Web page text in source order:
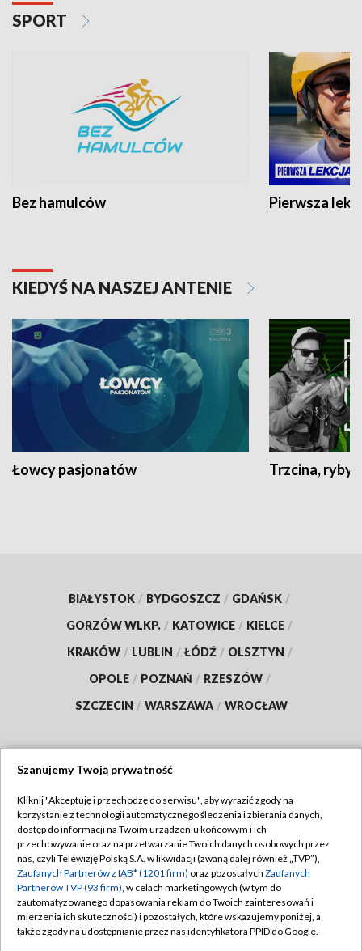
SPORT
Bez hamulców Pierwsza
KIEDYŚ NA NASZEJ ANTENIE
Łowcy pasjonatów Trzcina, ryby
BIAŁYSTOK / BYDGOSZCZ / GDAŃSK /
GORZÓW WLKP. / KATOWICE / KIELCE /
KRAKÓW / LUBLIN / ŁÓDŹ / OLSZTYN /
OPOLE / POZNAŃ / RZESZÓW /
SZCZECIN / WARSZAWA / WROCŁAW
TVP
Abonament TVP
Emisja w TVP
Centrum informacji TVP
Naziemna Telewizja Cyfrowa
Regulamin TVP
Polityka prywatności
Moje zgody
Pomoc
Szanujemy Twoją prywatność
Kliknij "Akceptuję i przechodzę do serwisu", aby wyrazić zgody na
korzystanie z technologii automatycznego śledzenia i zbierania danych,
dostęp do informacji na Twoim urządzeniu końcowym i ich
przechowywanie oraz na przetwarzanie Twoich danych osobowych przez
nas, czyli Telewizję Polską S.A. w likwidacji (zwaną dalej również „TVP”),
Zaufanych Partnerów z IAB* (1201 firm) oraz pozostałych Zaufanych
Partnerów TVP (93 firm), w celach marketingowych (w tym do
zautomatyzowanego dopasowania reklam do Twoich zainteresowań i
mierzenia ich skuteczności) i pozostałych, które wskazujemy poniżej, a
także zgody na udostępnianie przez nas identyfikatora PPID do Google.